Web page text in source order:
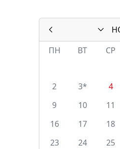
ПН
ВТ СР
2
3* 4
9
10 11
16
17 18
23
24 25